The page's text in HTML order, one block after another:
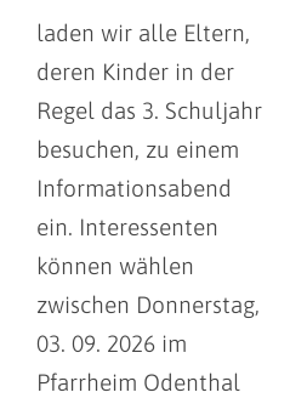
laden wir alle Eltern,
deren Kinder in der
Regel das 3. Schuljahr
besuchen, zu einem
Informationsabend
ein. Interessenten
können wählen
zwischen Donnerstag,
03. 09. 2026 im
Pfarrheim Odenthal